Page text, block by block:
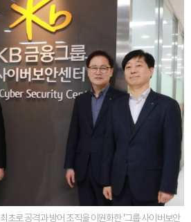
초로 공격과 방어 조직을 이원화한 '그룹 사이버보안